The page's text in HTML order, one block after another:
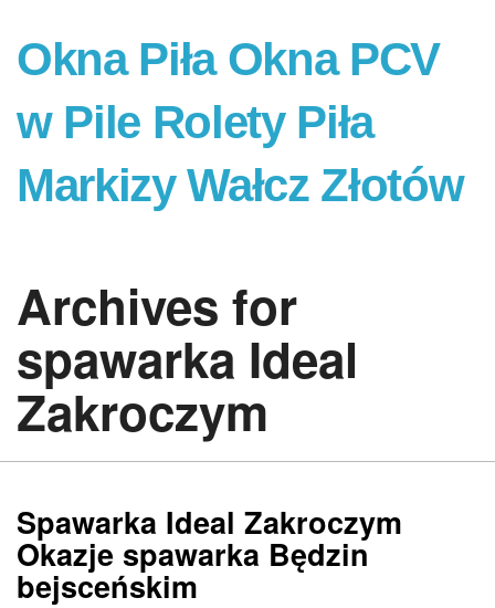
Okna Piła Okna PCV
w Pile Rolety Piła
Markizy Wałcz Złotów
Archives for
spawarka Ideal
Zakroczym
Spawarka Ideal Zakroczym
Okazje spawarka Będzin
bejsceńskim